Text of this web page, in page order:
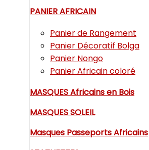
PANIER AFRICAIN
Panier de Rangement
Panier Décoratif Bolga
Panier Nongo
Panier Africain coloré
MASQUES Africains en Bois
MASQUES SOLEIL
Masques Passeports Africains